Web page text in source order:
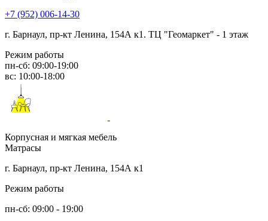
+7 (952) 006-14-30
г. Барнаул, пр-кт Ленина, 154А к1. ТЦ "Геомаркет" - 1 этаж
Режим работы
пн-сб: 09:00-19:00
вс: 10:00-18:00
Корпусная и мягкая мебель
Матрасы
г. Барнаул, пр-кт Ленина, 154А к1
Режим работы
пн-сб: 09:00 - 19:00